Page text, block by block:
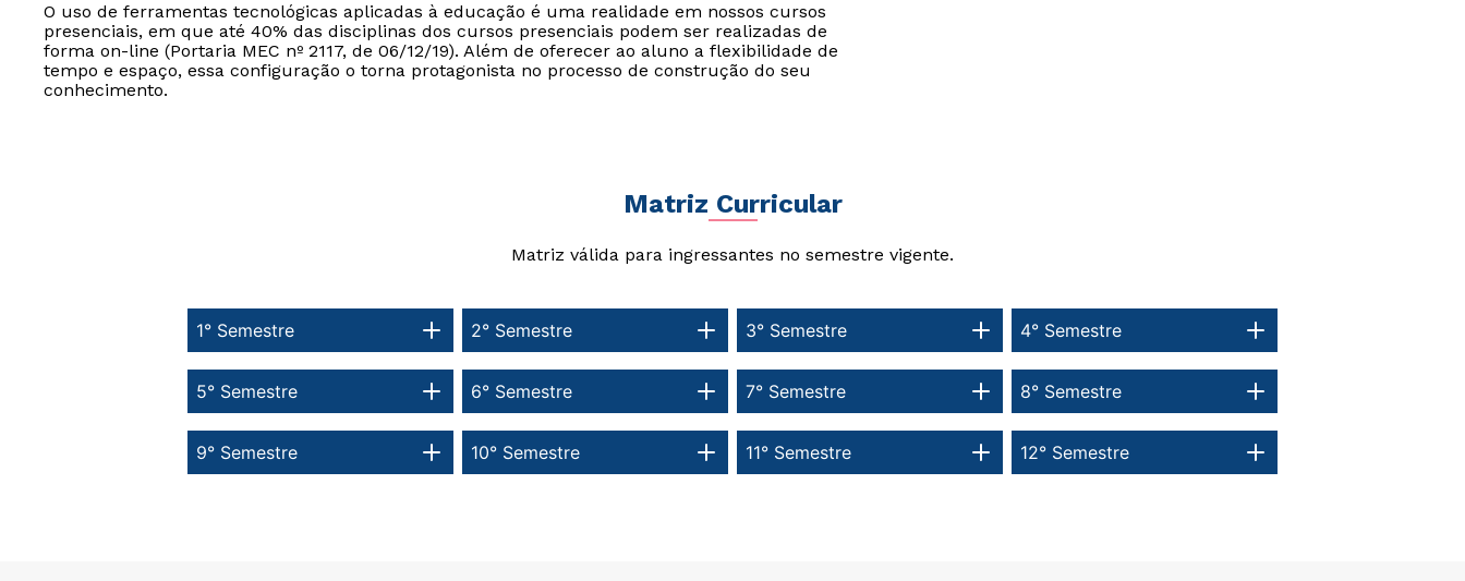
O uso de ferramentas tecnológicas aplicadas à educação é uma realidade em nossos cursos
presenciais, em que até 40% das disciplinas dos cursos presenciais podem ser realizadas de
forma on-line (Portaria MEC nº 2117, de 06/12/19). Além de oferecer ao aluno a flexibilidade de
tempo e espaço, essa configuração o torna protagonista no processo de construção do seu
conhecimento.
Matriz Curricular
Matriz válida para ingressantes no semestre vigente.
1° Semestre
12° Semestre
11° Semestre
10° Semestre
9° Semestre
8° Semestre
7° Semestre
6° Semestre
5° Semestre
4° Semestre
3° Semestre
2° Semestre